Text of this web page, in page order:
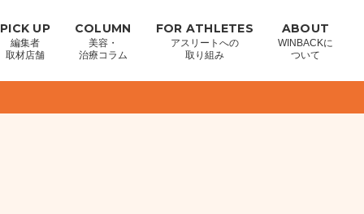
PICK UP
編集者
取材店舗
COLUMN
美容・
治療コラム
FOR ATHLETES
アスリートへの
取り組み
ABOUT
WINBACKに
ついて